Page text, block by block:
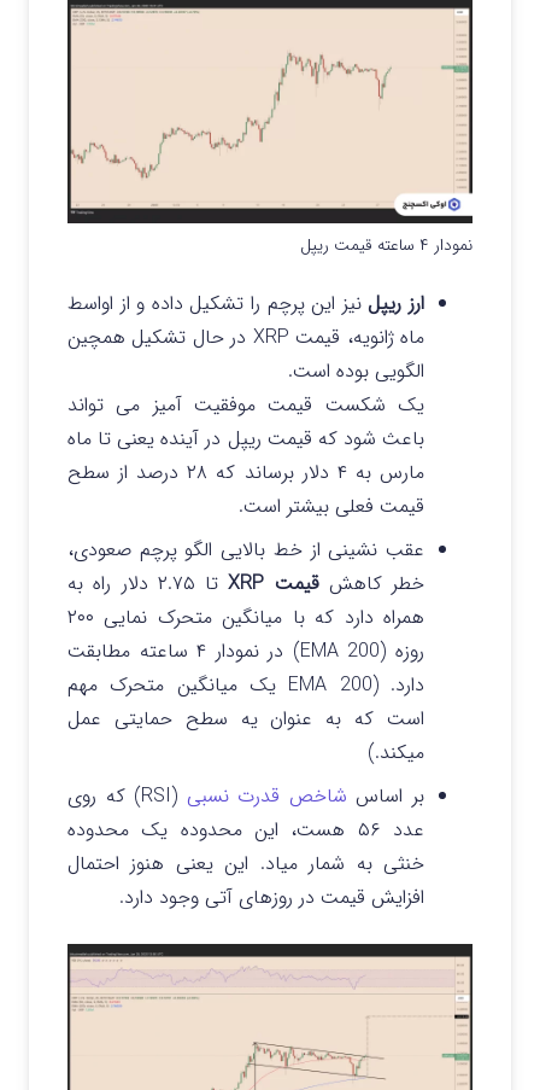
نمودار ۴ ساعته قیمت ریپل
ارز ریپل نیز این پرچم را تشکیل داده و از اواسط
ماه ژانویه، قیمت XRP در حال تشکیل همچین
الگویی بوده است.
یک شکست قیمت موفقیت آمیز می تواند
باعث شود که قیمت ریپل در آینده یعنی تا ماه
مارس به ۴ دلار برساند که ۲۸ درصد از سطح
قیمت فعلی بیشتر است.
عقب نشینی از خط بالایی الگو پرچم صعودی،
خطر کاهش قیمت XRP
تا ۲.۷۵ دلار راه به
همراه دارد که با میانگین متحرک نمایی ۲۰۰
روزه (EMA 200) در نمودار ۴ ساعته مطابقت
دارد. (EMA 200 یک میانگین متحرک مهم
است که به عنوان یه سطح حمایتی عمل
میکند.)
بر اساس شاخص قدرت نسبی
(RSI) که روی
عدد ۵۶ هست، این محدوده یک محدوده
خنثی به شمار میاد. این یعنی هنوز احتمال
افزایش قیمت در روزهای آتی وجود دارد.